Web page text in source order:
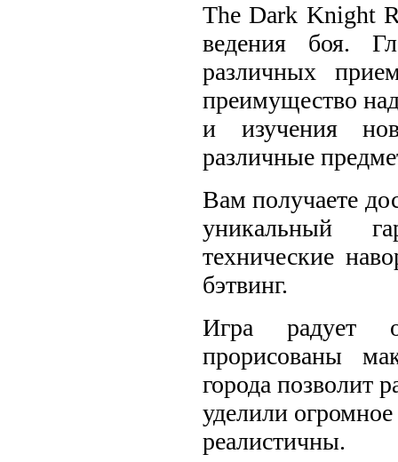
The Dark Knight
ведения боя.
различных
преимущество
и изучения
различные
Вам получаете
уникальный
технические
бэтвинг.
Игра радует
прорисованы
города позволит
уделили
реалистичны.